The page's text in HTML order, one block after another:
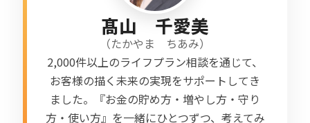
髙山 千愛美
（たかやま ちあみ）
2,000件以上のライフプラン相談を通じて、
お客様の描く未来の実現をサポートしてき
ました。『お金の貯め方・増やし方・守り
方・使い方』を一緒にひとつずつ、考えてみ